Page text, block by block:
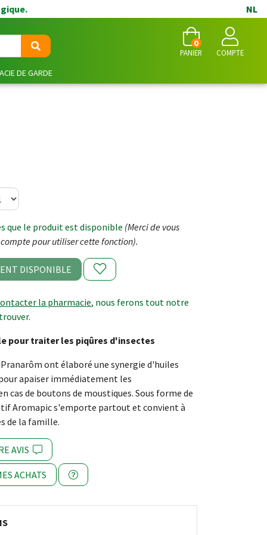
NL
PANIER
0
COMPTE
DE GARDE
que le produit est disponible (Merci de vous
pour utiliser cette fonction).
DISPONIBLE
la pharmacie, nous ferons tout notre
pour traiter les piqûres d'insectes
ont élaboré une synergie d'huiles
apaiser immédiatement les
cas de boutons de moustiques. Sous forme de
Aromapic s'emporte partout et convient à
de la famille.
AVIS
ACHATS